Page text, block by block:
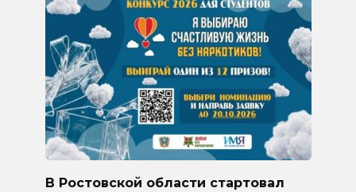
В Ростовской области стартовал